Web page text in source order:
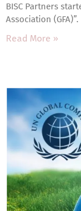
BISC Partners
Association (GFA)”.
Read More »